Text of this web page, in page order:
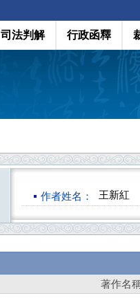
司法判解 行政函釋
作者姓名： 王新紅
著作名